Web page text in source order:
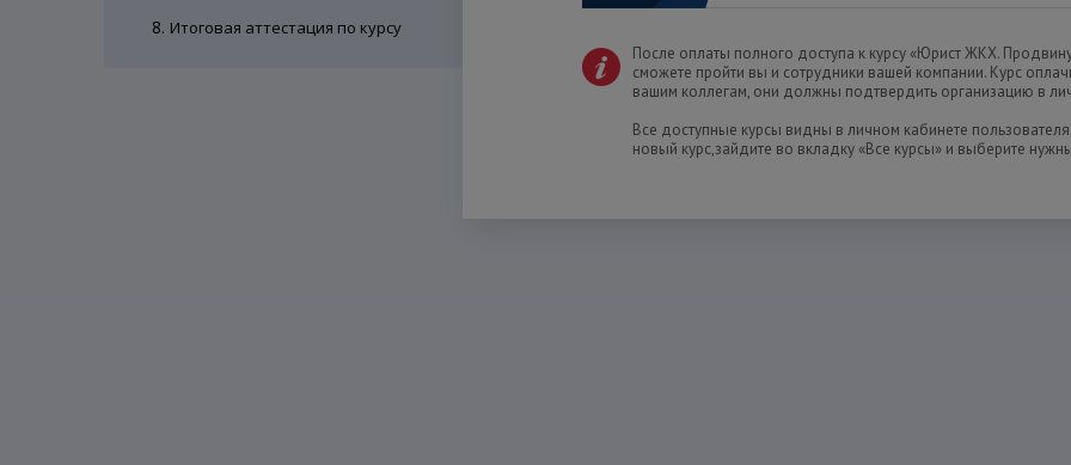
8. Итоговая аттестация по курсу
После оплаты полного доступа к курсу «Юрист ЖКХ.
сможете пройти вы и сотрудники вашей компании. Курс
вашим коллегам, они должны подтвердить организацию в
Все доступные курсы видны в личном кабинете
новый курс,зайдите во вкладку «Все курсы» и выберите